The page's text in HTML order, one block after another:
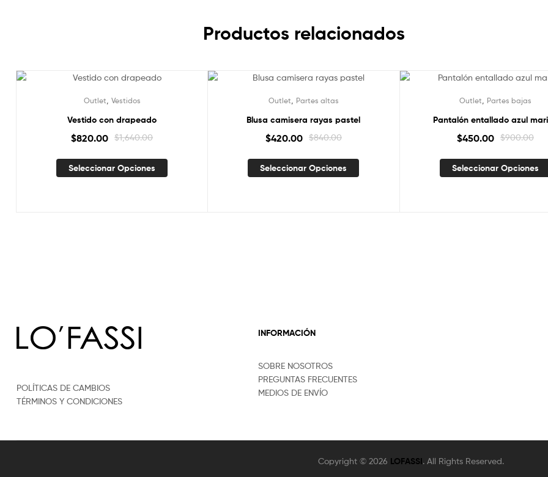
Productos relacionados
Outlet Vestidos
Vestido con drapeado
$1,640.00
$820.00
Seleccionar Opciones
Outlet Partes altas
Blusa camisera rayas pastel
$840.00
$420.00
Seleccionar Opciones
Outlet Partes bajas
Pantalón entallado azul
$900.00
$450.00
Seleccionar Opciones
POLÍTICAS DE CAMBIOS
TÉRMINOS Y CONDICIONES
INFORMACIÓN
SOBRE NOSOTROS
PREGUNTAS FRECUENTES
MEDIOS DE ENVÍO
Copyright © 2026 LOFASSI. All Rights Reserved.